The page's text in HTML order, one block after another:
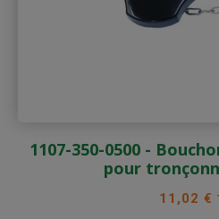
1107-350-0500 -
pour
Prix
11,02 €